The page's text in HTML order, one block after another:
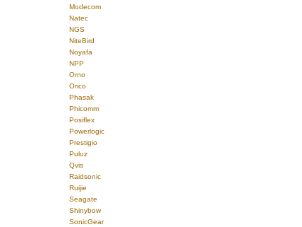
Modecom
Natec
NGS
NiteBird
Noyafa
NPP
Orno
Orico
Phasak
Phicomm
Posiflex
Powerlogic
Prestigio
Puluz
Qvis
Raidsonic
Ruijie
Seagate
Shinybow
SonicGear